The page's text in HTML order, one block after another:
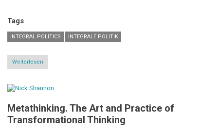
Tags
INTEGRAL POLITICS INTEGRALE POLITIK
Weiterlesen
Auf
zu
integralen
/
transformativen
Metathinking. The Art and Practice of
Transformational Thinking